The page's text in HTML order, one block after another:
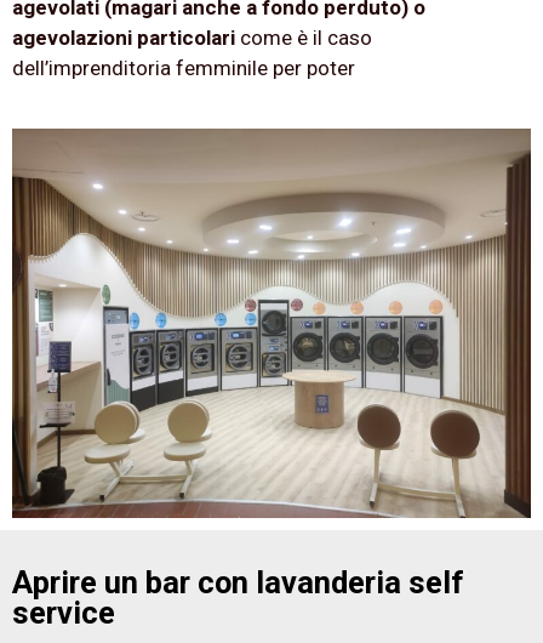
agevolati (magari anche a fondo perduto) o
agevolazioni particolari come è il caso
dell’imprenditoria femminile per poter
Aprire un bar con lavanderia self
service